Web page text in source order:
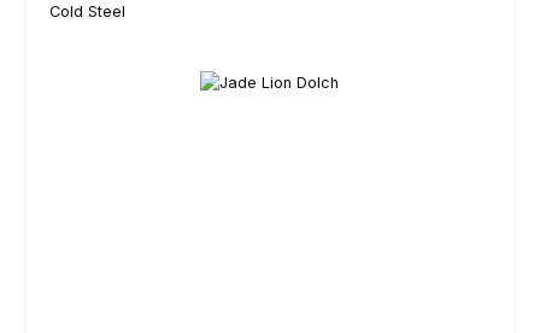
Cold Steel
Bildergalerie überspringen